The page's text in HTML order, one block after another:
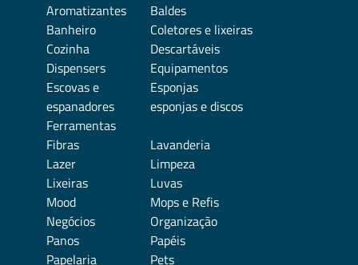
Aromatizantes
Baldes
Banheiro
Coletores e lixeiras
Cozinha
Descartáveis
Dispensers
Equipamentos
Escovas e
espanadores
Esponjas
esponjas e discos
Ferramentas
Fibras
Lavanderia
Lazer
Limpeza
Lixeiras
Luvas
Mood
Mops e Refis
Negócios
Organização
Panos
Papéis
Papelaria
Pets